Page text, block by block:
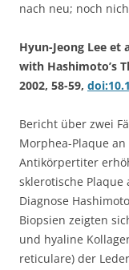
nach neu; noch
Hyun-Jeong Lee et
with Hashimoto’s
2002, 58-59,
Bericht über zwei
Morphea-Plaque
Antikörpertiter
sklerotische Plaque
Diagnose
Biopsien zeigten
und hyaline
reticulare) der